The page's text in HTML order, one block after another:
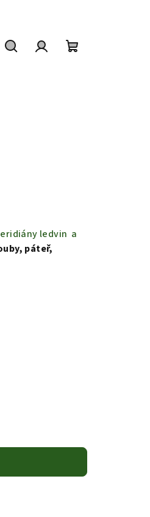
ledvin a
páteř,